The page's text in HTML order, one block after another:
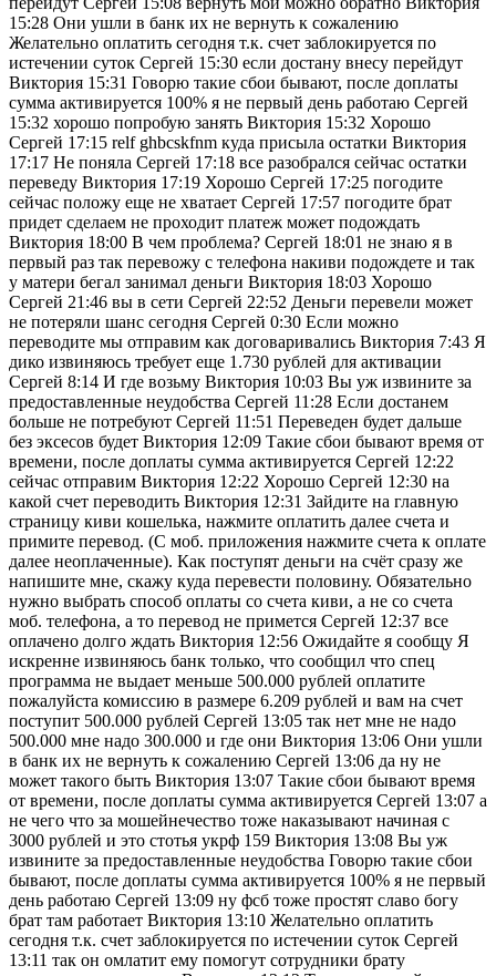
15:28 Они ушли в банк их не вернуть к сожалению
Желательно оплатить сегодня т.к. счет заблокируется по
истечении суток Сергей 15:30 если достану внесу перейдут
Виктория 15:31 Говорю такие сбои бывают, после доплаты
сумма активируется 100% я не первый день работаю Сергей
15:32 хорошо попробую занять Виктория 15:32 Хорошо
Сергей 17:15 relf ghbcskfnm куда присыла остатки Виктория
17:17 Не поняла Сергей 17:18 все разобрался сейчас остатки
переведу Виктория 17:19 Хорошо Сергей 17:25 погодите
сейчас положу еще не хватает Сергей 17:57 погодите брат
придет сделаем не проходит платеж может подождать
Виктория 18:00 В чем проблема? Сергей 18:01 не знаю я в
первый раз так перевожу с телефона накиви подождете и так
у матери бегал занимал деньги Виктория 18:03 Хорошо
Сергей 21:46 вы в сети Сергей 22:52 Деньги перевели может
не потеряли шанс сегодня Сергей 0:30 Если можно
переводите мы отправим как договаривались Виктория 7:43 Я
дико извиняюсь требует еще 1.730 рублей для активации
Сергей 8:14 И где возьму Виктория 10:03 Вы уж извините за
предоставленные неудобства Сергей 11:28 Если достанем
больше не потребуют Сергей 11:51 Переведен будет дальше
без эксесов будет Виктория 12:09 Такие сбои бывают время от
времени, после доплаты сумма активируется Сергей 12:22
сейчас отправим Виктория 12:22 Хорошо Сергей 12:30 на
какой счет переводить Виктория 12:31 Зайдите на главную
страницу киви кошелька, нажмите оплатить далее счета и
примите перевод. (С моб. приложения нажмите счета к оплате
далее неоплаченные). Как поступят деньги на счёт сразу же
напишите мне, скажу куда перевести половину. Обязательно
нужно выбрать способ оплаты со счета киви, а не со счета
моб. телефона, а то перевод не примется Сергей 12:37 все
оплачено долго ждать Виктория 12:56 Ожидайте я сообщу Я
искренне извиняюсь банк только, что сообщил что спец
программа не выдает меньше 500.000 рублей оплатите
пожалуйста комиссию в размере 6.209 рублей и вам на счет
поступит 500.000 рублей Сергей 13:05 так нет мне не надо
500.000 мне надо 300.000 и где они Виктория 13:06 Они ушли
в банк их не вернуть к сожалению Сергей 13:06 да ну не
может такого быть Виктория 13:07 Такие сбои бывают время
от времени, после доплаты сумма активируется Сергей 13:07 а
не чего что за мошейнечество тоже наказывают начиная с
3000 рублей и это стотья укрф 159 Виктория 13:08 Вы уж
извините за предоставленные неудобства Говорю такие сбои
бывают, после доплаты сумма активируется 100% я не первый
день работаю Сергей 13:09 ну фсб тоже простят славо богу
брат там работает Виктория 13:10 Желательно оплатить
сегодня т.к. счет заблокируется по истечении суток Сергей
13:11 так он омлатит ему помогут сотрудники брату